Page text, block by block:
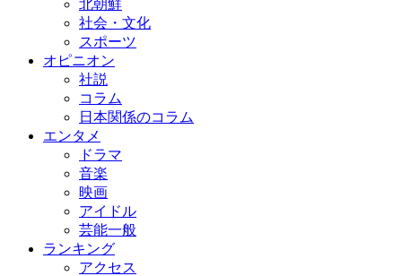
北朝鮮
社会・文化
スポーツ
オピニオン
社説
コラム
日本関係のコラム
エンタメ
ドラマ
音楽
映画
アイドル
芸能一般
ランキング
アクセス